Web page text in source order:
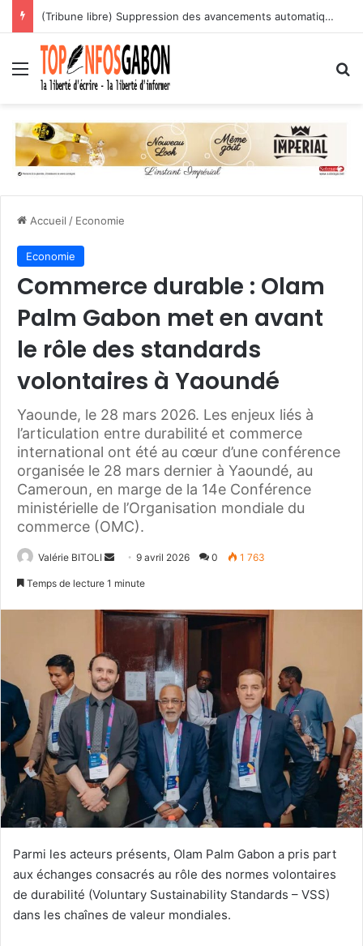
(Tribune libre) Suppression des avancements automatiques : l’assassinat programmé des carrières des agents publics
Menu
Accueil / Economie
Economie
Commerce durable : Olam
Palm Gabon met en avant
le rôle des standards
volontaires à Yaoundé
Yaounde, le 28 mars 2026. Les enjeux liés à
l’articulation entre durabilité et commerce
international ont été au cœur d’une conférence
organisée le 28 mars dernier à Yaoundé, au
Cameroun, en marge de la 14e Conférence
ministérielle de l’Organisation mondiale du
commerce (OMC).
Valérie BITOLI
o
r
o
u
r
i
e
9 avril 2026 0 1 763
Temps de lecture 1 minute
Parmi les acteurs présents, Olam Palm Gabon a pris part
aux échanges consacrés au rôle des normes volontaires
de durabilité (Voluntary Sustainability Standards – VSS)
dans les chaînes de valeur mondiales.